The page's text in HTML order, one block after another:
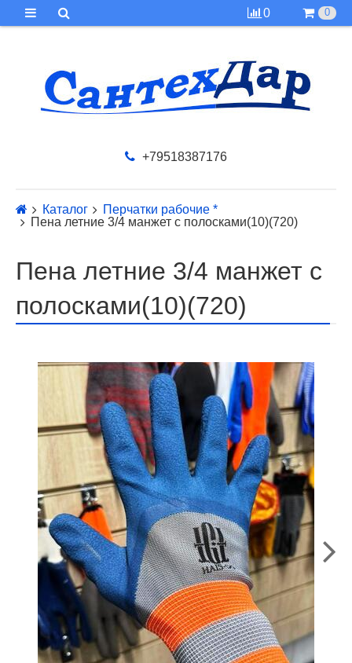
0 0
+79518387176
Каталог
Перчатки рабочие *
Пена летние 3/4 манжет с полосками(10)(720)
Пена летние 3/4 манжет с
полосками(10)(720)